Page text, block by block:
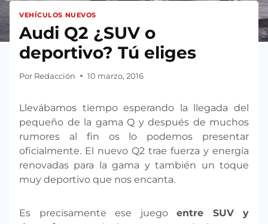
VEHÍCULOS NUEVOS
Audi Q2 ¿SUV o
deportivo? Tú eliges
Por Redacción 10 marzo, 2016
Llevábamos tiempo esperando la llegada del
pequeño de la gama Q y después de muchos
rumores al fin os lo podemos presentar
oficialmente. El nuevo Q2 trae fuerza y energía
renovadas para la gama y también un toque
muy deportivo que nos encanta.
Es precisamente ese juego entre SUV y